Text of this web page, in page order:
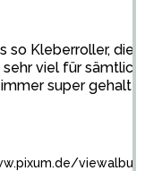
so Kleberroller, die
viel für
super